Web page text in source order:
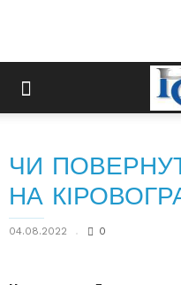
ЧИ
НА
04.08.2022 0